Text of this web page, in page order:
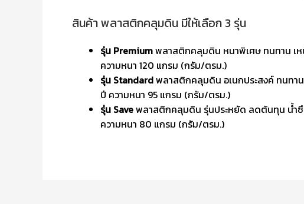
สินค้า พลาสติกคลุมดิน มีให้เลือก 3 รุ่น
รุ่น Premiumพลาสติกคลุมดิน หนาพิเศษ ทนทาน เหนี
ความหนา 120 แกรม (กรัม/ตรม.)
รุ่น Standardพลาสติกคลุมดิน อเนกประสงค์ ทนทาน
ปี ความหนา 95 แกรม (กรัม/ตรม.)
รุ่น Saveพลาสติกคลุมดิน รุ่นประหยัด ลดต้นทุน น้ำซึม
ความหนา 80 แกรม (กรัม/ตรม.)